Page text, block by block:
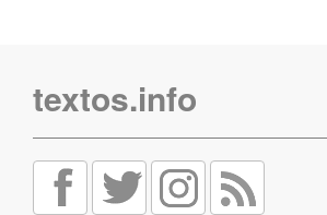
textos.info